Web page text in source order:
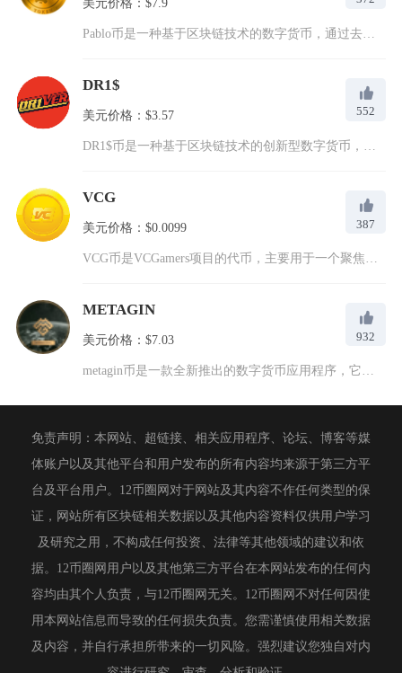
美元价格：$7.9
Pablo币是一种基于区块链技术的数字货币，通过去中心化的设...
DR1$
美元价格：$3.57 552
VCG
美元价格：$0.0099 387
METAGIN
美元价格：$7.03 932
免责声明：本网站、超链接、相关应用程序、论坛、博客等媒
体账户以及其他平台和用户发布的所有内容均来源于第三方平
台及平台用户。12币圈网对于网站及其内容不作任何类型的保
证，网站所有区块链相关数据以及其他内容资料仅供用户学习
及研究之用，不构成任何投资、法律等其他领域的建议和依
据。12币圈网用户以及其他第三方平台在本网站发布的任何内
容均由其个人负责，与12币圈网无关。12币圈网不对任何因使
用本网站信息而导致的任何损失负责。您需谨慎使用相关数据
及内容，并自行承担所带来的一切风险。强烈建议您独自对内